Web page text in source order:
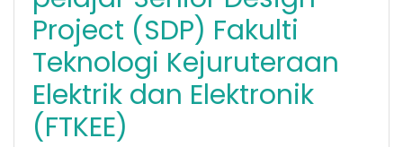
Project (SDP) Fakulti
Teknologi Kejuruteraan
Elektrik dan Elektronik
(FTKEE)